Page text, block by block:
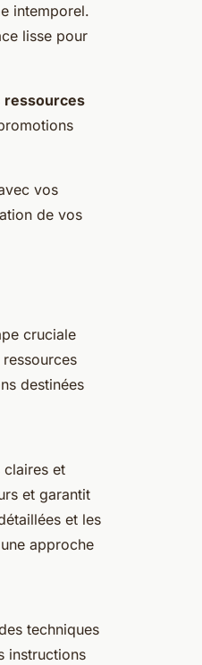
intemporel.
lisse pour
ressources
vos
de vos
cruciale
destinées
claires et
et garantit
et les
approche
techniques
instructions